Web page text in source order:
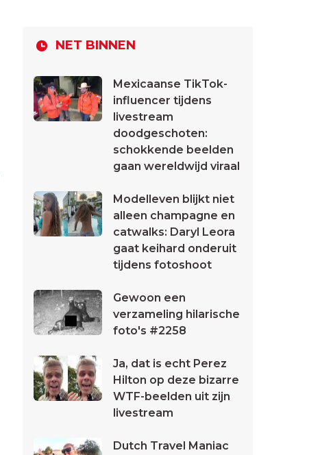
NET BINNEN
Mexicaanse TikTok-
influencer tijdens
livestream
doodgeschoten:
schokkende beelden
gaan wereldwijd viraal
Modelleven blijkt niet
alleen champagne en
catwalks: Daryl Leora
gaat keihard onderuit
tijdens fotoshoot
Gewoon een
verzameling hilarische
foto's #2258
Ja, dat is echt Perez
Hilton op deze bizarre
WTF-beelden uit zijn
livestream
Dutch Travel Maniac